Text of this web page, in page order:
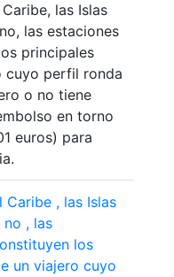
las Islas
las estaciones
principales
cuyo perfil ronda
o no tiene
en torno
euros) para
Caribe , las Islas
no , las
los
un viajero cuyo